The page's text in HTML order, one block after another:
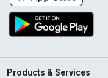
Products & Services